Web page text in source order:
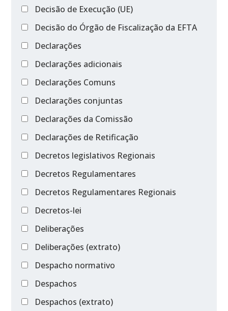
Decisão de Execução (UE)
Decisão do Órgão de Fiscalização da EFTA
Declarações
Declarações adicionais
Declarações Comuns
Declarações conjuntas
Declarações da Comissão
Declarações de Retificação
Decretos legislativos Regionais
Decretos Regulamentares
Decretos Regulamentares Regionais
Decretos-lei
Deliberações
Deliberações (extrato)
Despacho normativo
Despachos
Despachos (extrato)